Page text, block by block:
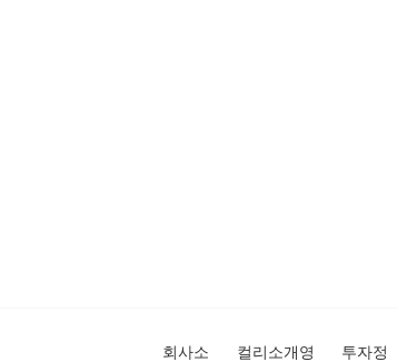
회사소
컬리소개영
투자정